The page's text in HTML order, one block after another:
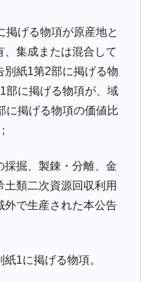
賭博場のように変質した
資金循環統計」面白い結果
手『ロッテケミカル』純
黒の火曜日。サーキットブ
暴落
船『白嶺』は先進技術の
掲げる物項が原産地と
、集成または混合して
別紙1第2部に掲げる物
部に掲げる物項が、域
に掲げる物項の価値比
採掘、製錬・分離、金
類二次資源回収利用
外で生産された本公告
1に掲げる物項。